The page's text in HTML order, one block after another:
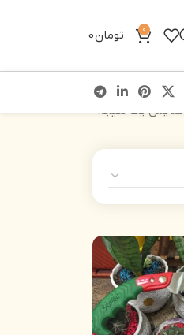
0 تومان
نمایش یک نتیجه